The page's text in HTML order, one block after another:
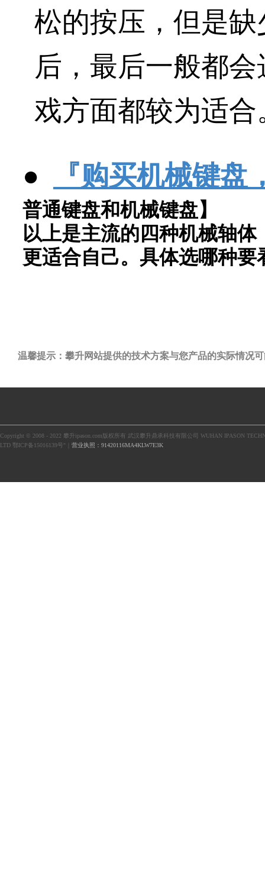
松的按压，但是
后，最后一般都
戏方面都较为适合
● 『购买机械键盘
普通键盘和机械键盘】
以上是主流的四种机械轴
更适合自己。具体选哪种
温馨提示：攀升网站提供的技术方案与您产品的实际情况
Copyright © 2008 - 2022 攀升ipason.com版权所有 武汉攀升鼎承科技有限公司 WUHAN IPASON
LTD 鄂ICP备15016139号"｜ 营业执照：91420116MA4KLW7E3K